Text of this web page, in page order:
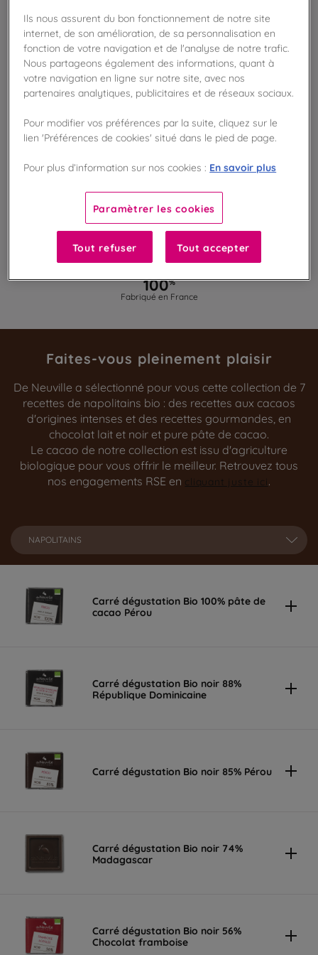
AJOUTER AU PANIER
Disponible en boutique !
Vérifier la disponibilité en magasin
dès 50€ d'achat
avec notre programme Privilège
Liste des ingrédients et allergènes
100%
Fabriqué en France
Faites-vous pleinement plaisir
De Neuville a sélectionné pour vous cette collection de 7
recettes de napolitains bio : des recettes aux cacaos
d'origines intenses et des recettes gourmandes, en
chocolat lait et noir et pure pâte de cacao.
Le cacao de notre collection est issu d'agriculture
biologique pour vous offrir le meilleur. Retrouvez tous
nos engagements RSE en
cliquant juste ici.
NAPOLITAINS
Carré dégustation Bio 100% pâte de
cacao Pérou
Carré dégustation Bio noir 88%
République Dominicaine
Carré dégustation Bio noir 85% Pérou
Carré dégustation Bio noir 74%
Madagascar
Carré dégustation Bio noir 56%
Chocolat framboise
Ils nous assurent du bon fonctionnement de notre site
internet, de son amélioration, de sa personnalisation en
fonction de votre navigation et de l'analyse de notre trafic.
Nous partageons également des informations, quant à
votre navigation en ligne sur notre site, avec nos
partenaires analytiques, publicitaires et de réseaux sociaux.
Pour modifier vos préférences par la suite, cliquez sur le
lien 'Préférences de cookies' situé dans le pied de page.
Pour plus d’information sur nos cookies : En savoir plus
Paramètrer les cookies
Tout refuser Tout accepter